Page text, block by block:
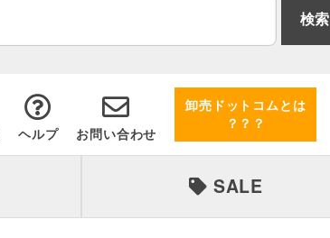
検索
ヘルプ お問い合わせ
卸売ドットコムとは
？？？
SALE